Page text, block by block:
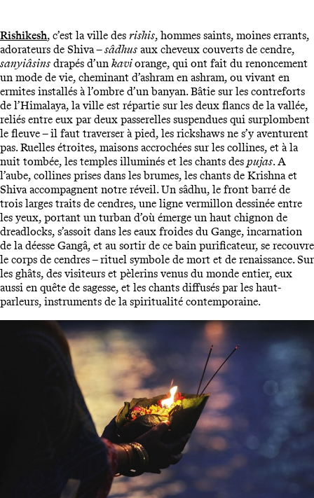
Rishikesh, c’est la ville des rishis, hommes saints, moines errants,
adorateurs de Shiva –sâdhus aux cheveux couverts de cendre,
sanyiâsins drapés d’un kaviorange, qui ont fait du renoncement
un mode de vie, cheminant d’ashram en ashram, ou vivant en
ermites installés à l’ombre d’un banyan. Bâtie sur les contreforts
de l’Himalaya, la ville est répartie sur les deux flancs de la vallée,
reliés entre eux par deux passerelles suspendues qui surplombent
le fleuve – il faut traverser à pied, les rickshaws ne s’y aventurent
pas. Ruelles étroites, maisons accrochées sur les collines, et à la
nuit tombée, les temples illuminés et les chants des pujas. A
l’aube, collines prises dans les brumes, les chants de Krishna et
Shiva accompagnent notre réveil. Un sâdhu, le front barré de
trois larges traits de cendres, une ligne vermillon dessinée entre
les yeux, portant un turban d’où émerge un haut chignon de
dreadlocks, s’assoit dans les eaux froides du Gange, incarnation
de la déesse Gangâ, et au sortir de ce bain purificateur, se recouvre
le corps de cendres – rituel symbole de mort et de renaissance. Sur
les ghâts, des visiteurs et pèlerins venus du monde entier, eux
aussi en quête de sagesse, et les chants diffusés par les haut-
parleurs, instruments de la spiritualité contemporaine.